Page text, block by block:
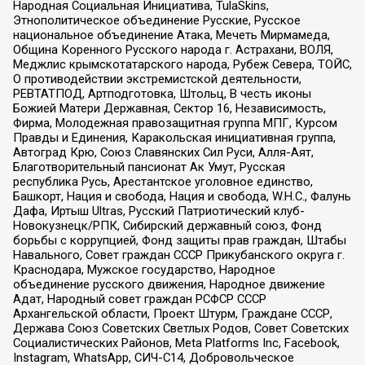
Народная Социальная Инициатива, TulaSkins,
Этнополитическое объединение Русские, Русское
национальное объединение Атака, Мечеть Мирмамеда,
Община Коренного Русского народа г. Астрахани, ВОЛЯ,
Меджлис крымскотатарского народа, Рубеж Севера, ТОЙС,
О противодействии экстремистской деятельности,
РЕВТАТПОД, Артподготовка, Штольц, В честь иконы
Божией Матери Державная, Сектор 16, Независимость,
Фирма, Молодежная правозащитная группа МПГ, Курсом
Правды и Единения, Каракольская инициативная группа,
Автоград Крю, Союз Славянских Сил Руси, Алля-Аят,
Благотворительный пансионат Ак Умут, Русская
республика Русь, Арестантское уголовное единство,
Башкорт, Нация и свобода, Нация и свобода, W.H.С., Фалунь
Дафа, Иртыш Ultras, Русский Патриотический клуб-
Новокузнецк/РПК, Сибирский державный союз, Фонд
борьбы с коррупцией, Фонд защиты прав граждан, Штабы
Навального, Совет граждан СССР Прикубанского округа г.
Краснодара, Мужское государство, Народное
объединение русского движения, Народное движение
Адат, Народный совет граждан РСФСР СССР
Архангельской области, Проект Штурм, Граждане СССР,
Держава Союз Советских Светлых Родов, Совет Советских
Социалистических Районов, Meta Platforms Inc, Facebook,
Instagram, WhatsApp, СИЧ-С14, Добровольческое